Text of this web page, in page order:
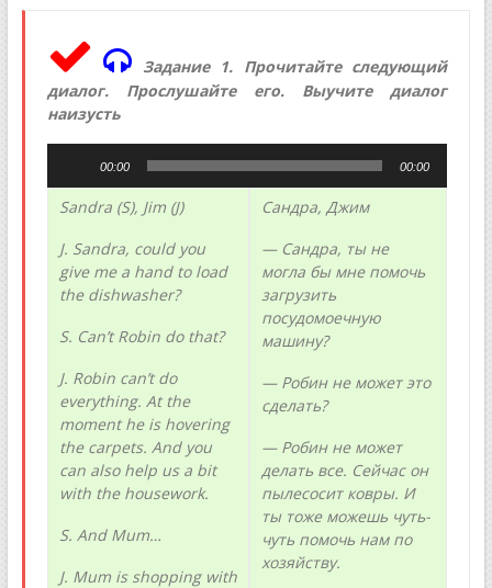
Задание 1. Прочитайте следующий
диалог. Прослушайте его. Выучите диалог
наизусть
00:00 00:00
Sandra(S), Jim(J)
J. Sandra, could you
give me a hand to load
the dishwasher?
S. Can’t Robin do that?
J. Robin can’t do
everything. At the
moment he is hovering
the carpets. And you
can also help us a bit
with the housework.
S. And Mum…
J. Mum is shopping with
Сандра, Джим
— Сандра, ты не
могла бы мне помочь
загрузить
посудомоечную
машину?
— Робин не может это
сделать?
— Робин не может
делать все. Сейчас он
пылесосит ковры. И
ты тоже можешь чуть-
чуть помочь нам по
хозяйству.